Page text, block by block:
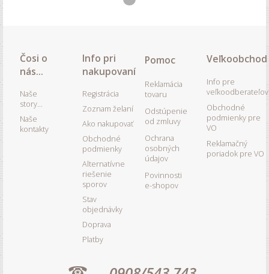
Čosi o
nás...
Naše
story...
Naše
kontakty
Info pri
nakupovaní
Registrácia
Zoznam želaní
Ako nakupovať
Obchodné
podmienky
Alternatívne
riešenie
sporov
Stav
objednávky
Doprava
Platby
Pomoc
Reklamácia
tovaru
Odstúpenie
od zmluvy
Ochrana
osobných
údajov
Povinnosti
e-shopov
Veľkoobchod
Info pre
veľkoodberateľov
Obchodné
podmienky pre
VO
Reklamačný
poriadok pre VO